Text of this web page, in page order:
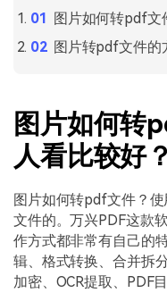
PDF页面调整
PDF注释
PDF OCR
03.编辑PDF
图片如何转pdf文
图片转pdf文件的
图片如何转
人看比较好？
图片如何转pdf文件？
文件的。万兴PDF这款
作方式都非常有自己的
辑、格式转换、合并拆
加密、OCR提取、PDF